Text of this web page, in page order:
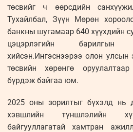
төсвийг ч өөрсдийн
Тухайлбал, Зүүн Мөрөн
банкны шугамаар 640 хүүхдийн
цэцэрлэгийн
хийсэн.Ингэснээрээ олон
төсвийн хөрөнгө
бүрдэж байгаа юм.
2025 оны зорилтыг бүхэлд нь
хэвшлийн түншлэлийн
байгууллагатай хамтран